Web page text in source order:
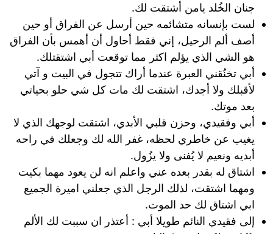
جنان الخُلد يامن أشتقت لك.
لست بإنسانه متشائمه حين أرسل عن الفراق أو حين
أصف ألم الرحيل، إني فقط أحاول أن أهمس بأن الفراق
هو الشي الذي يؤلم اكثر مما توقعت أبي اشتقتلك.
أبي تخنُقني العبرة عندما أراك تتجول في البيت و آتي
لأقبلك ولا أجدك، اشتقت لك مات كل شي حلو بحياتي
بعد موتك.
أبي وفقيدي، وحزن قلبي الأبدي، اشتقت لوجهك الذي لا
يغيب عن خاطري لحظه، غفر الله لك وجعلك في راحه
أبديه ونعيم لا يُفنى ولا يزُول.
اشتاق له بقدر بعده عني واعلم انه لن يعود مهما بكيت
ومهما اشتقت، لذلك الرجل الذي جعلني اميرة الجميع
ابي اشتاق لك حد الموت.
إلى فقيدي النائم طويلا أبي : أعتذر ان سببت لك الألم